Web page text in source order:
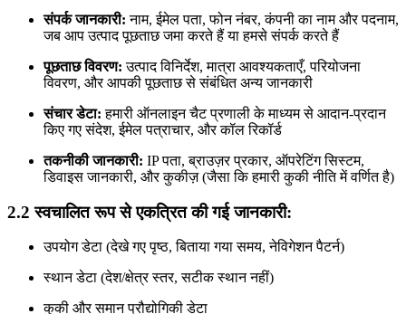
संपर्क जानकारी: नाम, ईमेल पता, फोन नंबर, कंपनी का नाम और पदनाम,
जब आप उत्पाद पूछताछ जमा करते हैं या हमसे संपर्क करते हैं
पूछताछ विवरण: उत्पाद विनिर्देश, मात्रा आवश्यकताएँ, परियोजना
विवरण, और आपकी पूछताछ से संबंधित अन्य जानकारी
संचार डेटा: हमारी ऑनलाइन चैट प्रणाली के माध्यम से आदान-प्रदान
किए गए संदेश, ईमेल पत्राचार, और कॉल रिकॉर्ड
तकनीकी जानकारी: IP पता, ब्राउज़र प्रकार, ऑपरेटिंग सिस्टम,
डिवाइस जानकारी, और कुकीज़ (जैसा कि हमारी कुकी नीति में वर्णित है)
2.2 स्वचालित रूप से एकत्रित की गई जानकारी:
उपयोग डेटा (देखे गए पृष्ठ, बिताया गया समय, नेविगेशन पैटर्न)
स्थान डेटा (देश/क्षेत्र स्तर, सटीक स्थान नहीं)
कुकी और समान प्रौद्योगिकी डेटा